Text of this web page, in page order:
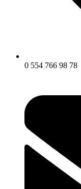
0 554 766 98 78